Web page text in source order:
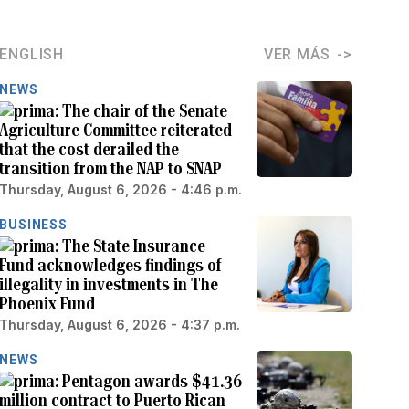
ENGLISH VER MÁS
NEWS
The chair of the Senate
Agriculture Committee reiterated
that the cost derailed the
transition from the NAP to SNAP
Thursday, August 6, 2026 - 4:46 p.m.
BUSINESS
The State Insurance
Fund acknowledges findings of
illegality in investments in The
Phoenix Fund
Thursday, August 6, 2026 - 4:37 p.m.
NEWS
Pentagon awards $41.36
million contract to Puerto Rican